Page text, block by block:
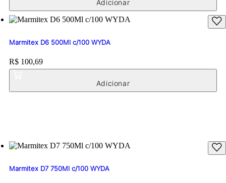
Marmitex D6 500Ml c/100 WYDA
Price:
R$ 100,69
Marmitex D7 750Ml c/100 WYDA